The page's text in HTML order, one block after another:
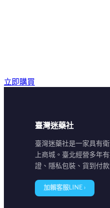
立即購買
臺灣迷藥社
臺灣迷藥社是一家具有
上商城。臺北經營多年
證、隱私包裝、貨到付款
加賴客服LINE ›